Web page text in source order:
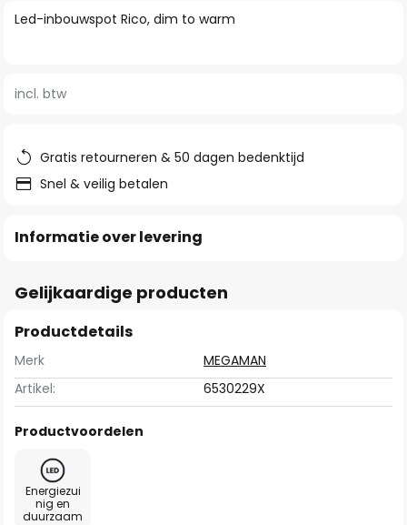
Ga
van
afbeeldingen-
gallerij
Led-inbouwspot Rico, dim to warm
incl. btw
Gratis retourneren & 50 dagen bedenktijd
Snel & veilig betalen
Informatie over levering
Gelijkaardige producten
Productdetails
Merk
MEGAMAN
Artikel:
6530229X
Productvoordelen
Energiezui
nig en
duurzaam